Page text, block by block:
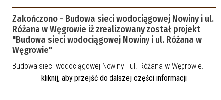
Zakończono - Budowa sieci wodociągowej Nowiny i ul.
Różana w Węgrowie iż zrealizowany został projekt
"Budowa sieci wodociągowej Nowiny i ul. Różana w
Węgrowie"
Budowa sieci wodociągowej Nowiny i ul. Różana w Węgrowie.
kliknij, aby przejść do dalszej części informacji